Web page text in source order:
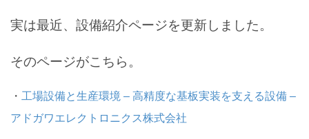
実は最近、設備紹介ページを更新しました。
そのページがこちら。
・ 工場設備と生産環境 – 高精度な基板実装を支える設備 –
アドガワエレクトロニクス株式会社